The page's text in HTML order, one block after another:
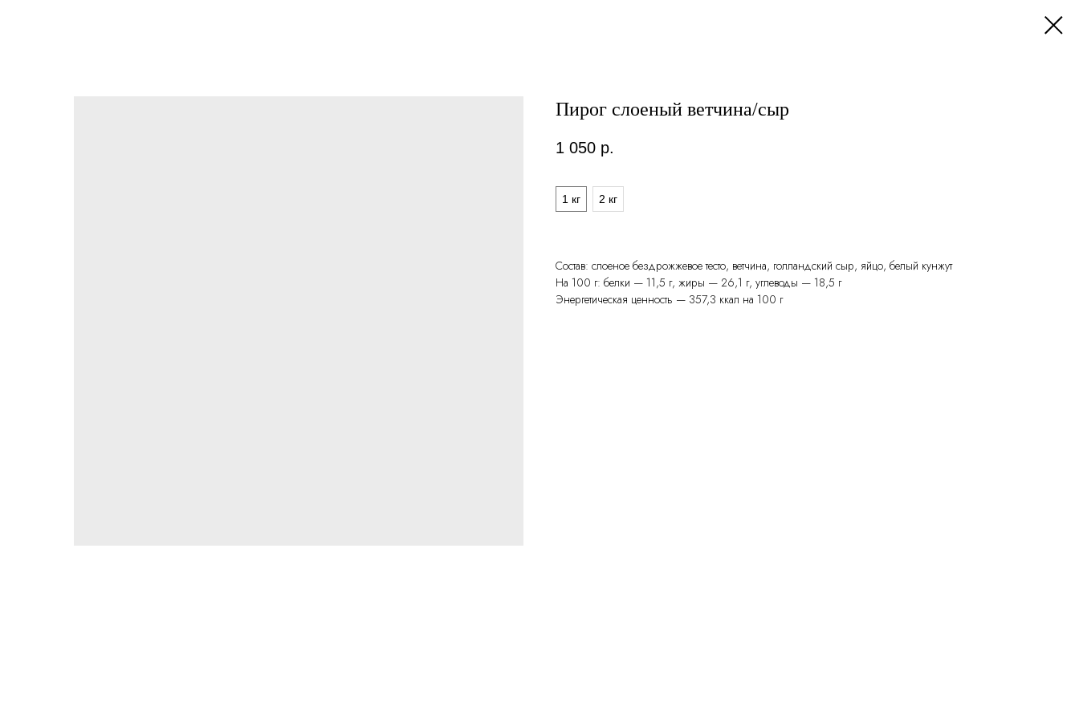
Пирог слоеный ветчина/сыр
1 050 р.
1 кг
2 кг
Состав: слоеное бездрожжевое тесто, ветчина, голландский сыр, яйцо, белый кунжут
На 100 г: белки — 11,5 г, жиры — 26,1 г, углеводы — 18,5 г
Энергетическая ценность — 357,3 ккал на 100 г